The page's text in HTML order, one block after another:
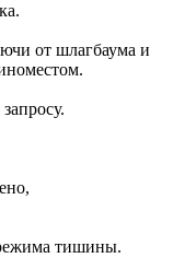
от шлагбаума и
тишины.